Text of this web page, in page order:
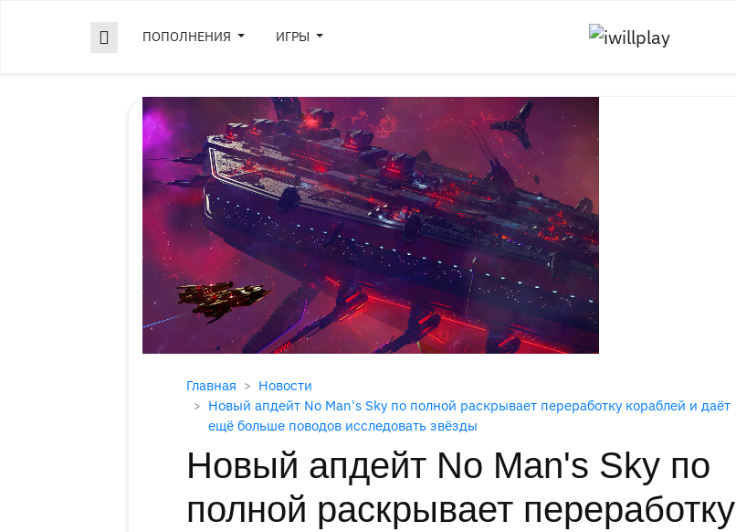
ПОПОЛНЕНИЯ ИГРЫ
Главная
Новости
Новый апдейт No Man's Sky по полной раскрывает переработку кораблей и даёт
ещё больше поводов исследовать звёзды
Новый апдейт No Man's Sky по
полной раскрывает переработку